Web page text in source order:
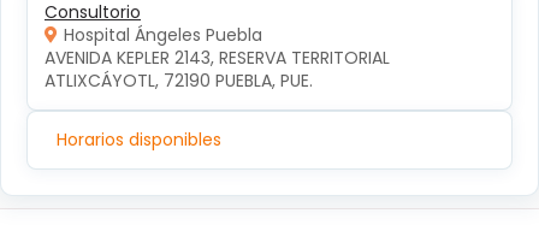
Consultorio
Hospital Ángeles Puebla
AVENIDA KEPLER 2143, RESERVA TERRITORIAL
ATLIXCÁYOTL, 72190 PUEBLA, PUE.
Horarios disponibles